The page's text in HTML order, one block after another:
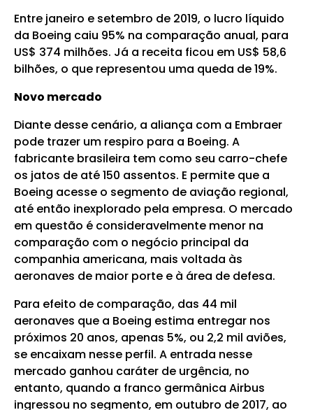
Entre janeiro e setembro de 2019, o lucro líquido
da Boeing caiu 95% na comparação anual, para
US$ 374 milhões. Já a receita ficou em US$ 58,6
bilhões, o que representou uma queda de 19%.
Novo mercado
Diante desse cenário, a aliança com a Embraer
pode trazer um respiro para a Boeing. A
fabricante brasileira tem como seu carro-chefe
os jatos de até 150 assentos. E permite que a
Boeing acesse o segmento de aviação regional,
até então inexplorado pela empresa. O mercado
em questão é consideravelmente menor na
comparação com o negócio principal da
companhia americana, mais voltada às
aeronaves de maior porte e à área de defesa.
Para efeito de comparação, das 44 mil
aeronaves que a Boeing estima entregar nos
próximos 20 anos, apenas 5%, ou 2,2 mil aviões,
se encaixam nesse perfil. A entrada nesse
mercado ganhou caráter de urgência, no
entanto, quando a franco germânica Airbus
ingressou no segmento, em outubro de 2017, ao